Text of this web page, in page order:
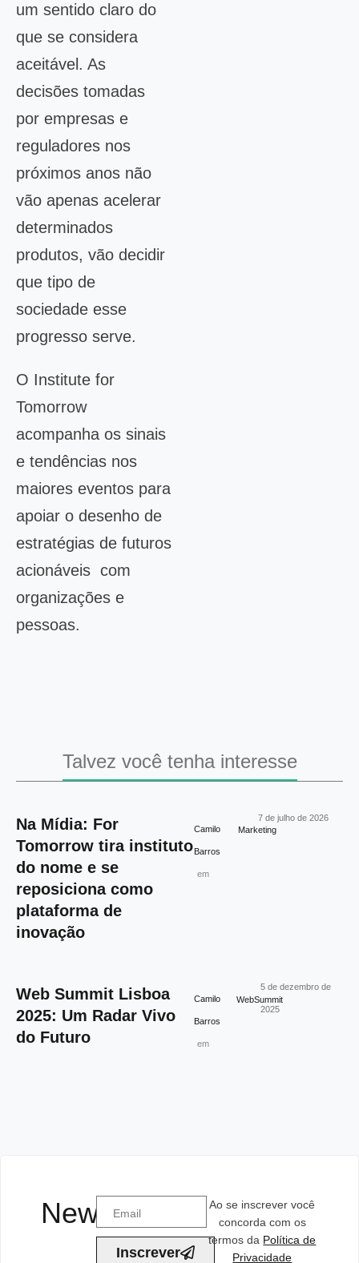
um sentido claro do
que se considera
aceitável. As
decisões tomadas
por empresas e
reguladores nos
próximos anos não
vão apenas acelerar
determinados
produtos, vão decidir
que tipo de
sociedade esse
progresso serve.
O Institute for
Tomorrow
acompanha os sinais
e tendências nos
maiores eventos para
apoiar o desenho de
estratégias de futuros
acionáveis com
organizações e
pessoas.
Talvez você tenha interesse
Na Mídia: For
Tomorrow tira instituto
do nome e se
reposiciona como
plataforma de
inovação
Camilo
Barros
em
Marketing
7 de julho de 2026
Web Summit Lisboa
2025: Um Radar Vivo
do Futuro
Camilo
Barros
em
WebSummit
5 de dezembro de
2025
Newsletter
Inscrever
Ao se inscrever você
concorda com os
termos da Política de
Privacidade